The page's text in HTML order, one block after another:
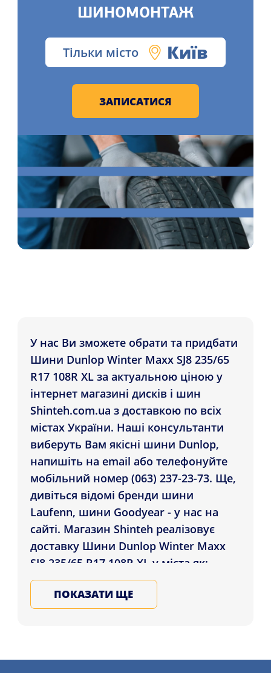
ШИНОМОНТАЖ
Тільки місто Київ
ЗАПИСАТИСЯ
У нас Ви зможете обрати та придбати
Шини Dunlop Winter Maxx SJ8 235/65
R17 108R XL за актуальною ціною у
інтернет магазині дисків і шин
Shinteh.com.ua з доставкою по всіх
містах України. Наші консультанти
виберуть Вам якісні шини Dunlop,
напишіть на email або телефонуйте
мобільний номер (063) 237-23-73. Ще,
дивіться відомі бренди шини
Laufenn, шини Goodyear - у нас на
сайті. Магазин Shinteh реалізовує
доставку Шини Dunlop Winter Maxx
SJ8 235/65 R17 108R XL у міста як:
Хмельницький, Кропивницький,
Дніпро і в усі регіони України.
Обирайте та замовляйте на всі
заміну шин детальніше на сайті.
ПОКАЗАТИ ЩЕ